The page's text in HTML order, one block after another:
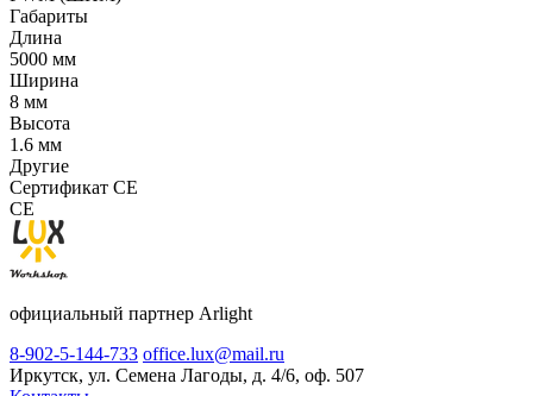
Габариты
Длина
5000 мм
Ширина
8 мм
Высота
1.6 мм
Другие
Сертификат CE
CE
официальный партнер Arlight
8-902-5-144-733 office.lux@mail.ru
Иркутск, ул. Семена Лагоды, д. 4/6, оф. 507